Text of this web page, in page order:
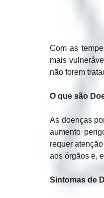
Com as
mais
não forem
O que são
As doenças
aumento
requer
aos órgãos e,
Sintomas de